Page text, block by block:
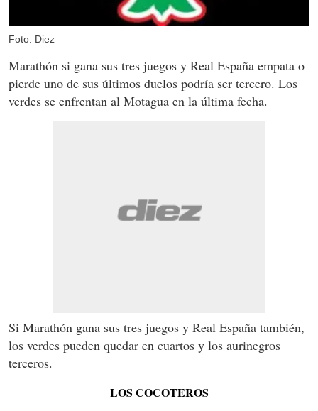
Foto: Diez
Marathón si gana sus tres juegos y Real España empata o
pierde uno de sus últimos duelos podría ser tercero. Los
verdes se enfrentan al Motagua en la última fecha.
Si Marathón gana sus tres juegos y Real España también,
los verdes pueden quedar en cuartos y los aurinegros
terceros.
LOS COCOTEROS